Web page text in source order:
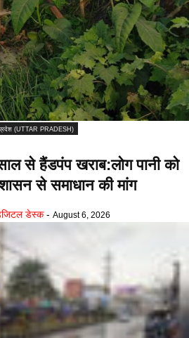
प्रदेश (UTTAR PRADESH)
से हैंडपंप खराब:लोग पानी को
से समाधान की मांग
डेस्क - August 6, 2026